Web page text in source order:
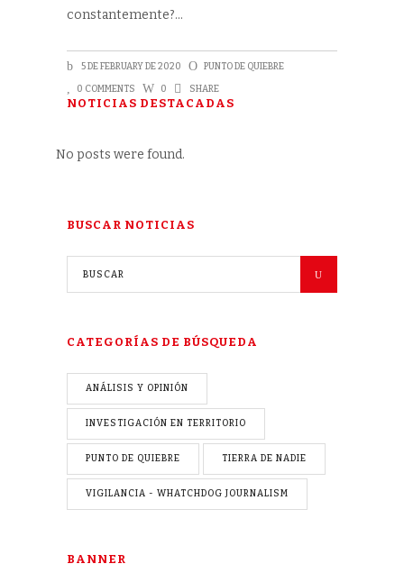
constantemente?
5 DE FEBRUARY DE 2020 PUNTO DE QUIEBRE
0 COMMENTS 0 SHARE
NOTICIAS DESTACADAS
No posts were found.
BUSCAR NOTICIAS
CATEGORÍAS DE BÚSQUEDA
ANÁLISIS Y OPINIÓN
INVESTIGACIÓN EN TERRITORIO
PUNTO DE QUIEBRE TIERRA DE NADIE
VIGILANCIA - WHATCHDOG JOURNALISM
BANNER